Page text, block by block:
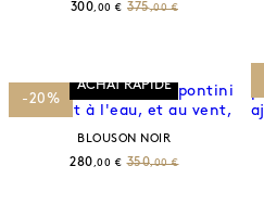
300,00 € 375,00 €
-20%
ACHAT RAPIDE
BLOUSON NOIR
280 ,00 € 350,00 €